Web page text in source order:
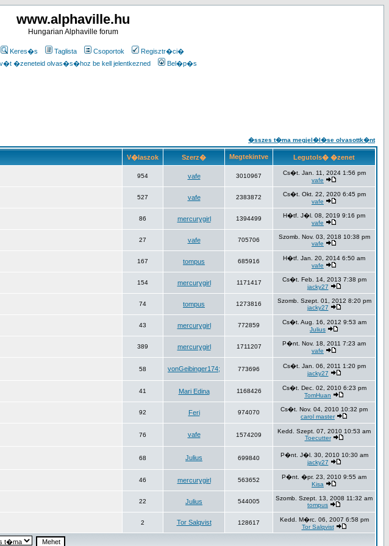
www.alphaville.hu
Hungarian Alphaville forum
Keres�s Taglista Csoportok
Regisztr�ci�
�zeneteid olvas�s�hoz be kell jelentkezned Bel�p�s
�sszes t�ma megjel�l�se olvasottk�nt
V�laszok Szerz� Megtekintve
Legutols� �zenet
954 vafe 3010967
Cs�t. Jan. 11, 2024 1:56 pm
vafe
527 vafe 2383872
Cs�t. Okt. 22, 2020 6:45 pm
vafe
86 mercurygirl 1394499
H�tf. J�l. 08, 2019 9:16 pm
vafe
27 vafe 705706
Szomb. Nov. 03, 2018 10:38 pm
vafe
167 tompus 685916
H�tf. Jan. 20, 2014 6:50 am
vafe
154 mercurygirl 1171417
Cs�t. Feb. 14, 2013 7:38 pm
jacky27
74 tompus 1273816
Szomb. Szept. 01, 2012 8:20 pm
jacky27
43 mercurygirl 772859
Cs�t. Aug. 16, 2012 9:53 am
Julius
389 mercurygirl 1711207
P�nt. Nov. 18, 2011 7:23 am
vafe
58 vonGeibinger174; 773696
Cs�t. Jan. 06, 2011 1:20 pm
jacky27
41 Mari Edina 1168426
Cs�t. Dec. 02, 2010 6:23 pm
TomHuan
92 Feri 974070
Cs�t. Nov. 04, 2010 10:32 pm
carol master
76 vafe 1574209
Kedd. Szept. 07, 2010 10:53 am
Toecutter
68 Julius 699840
P�nt. J�l. 30, 2010 10:30 am
jacky27
46 mercurygirl 563652
P�nt. �pr. 23, 2010 9:55 am
Kisa
22 Julius 544005
Szomb. Szept. 13, 2008 11:32 am
tompus
2 Tor Salqvist 128617
Kedd. M�rc. 06, 2007 6:58 pm
Tor Salqvist